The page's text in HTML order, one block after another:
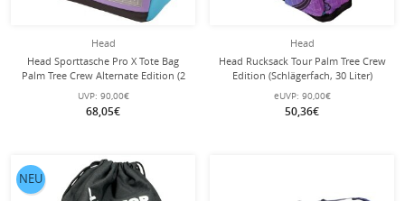
Head
Head Sporttasche Pro X Tote Bag
Palm Tree Crew Alternate Edition (2
Hauptfächer, 22 Liter) violett/blau
UVP: 90,00€
68,05€
Head
Head Rucksack Tour Palm Tree Crew
Edition (Schlägerfach, 30 Liter)
violett/blau
eUVP: 90,00€
50,36€
NEU